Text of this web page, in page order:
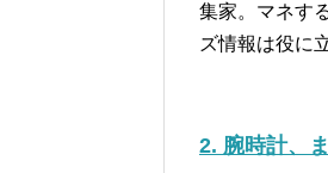
集家。マネす
ズ情報は役に
2. 腕時計、